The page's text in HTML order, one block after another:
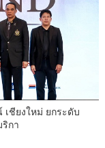
เชียงใหม่ ยกระดับ
ริกา